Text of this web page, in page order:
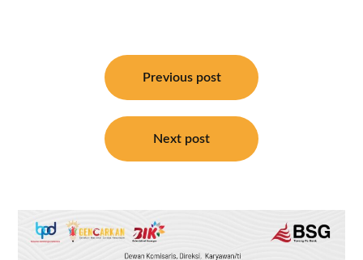
Previous post
Next post